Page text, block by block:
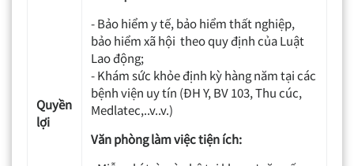
Quyền
lợi
- Bảo hiểm y tế, bảo hiểm thất nghiệp,
bảo hiểm xã hội theo quy định của Luật
Lao động;
- Khám sức khỏe định kỳ hàng năm tại các
bệnh viện uy tín (ĐH Y, BV 103, Thu cúc,
Medlatec,..v..v.)
Văn phòng làm việc tiện ích: